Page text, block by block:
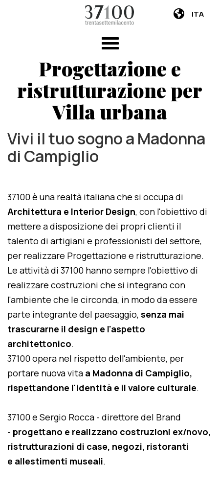
ITA
Progettazione e
ristrutturazione per
Villa urbana
Vivi il tuo sogno a Madonna
di Campiglio
37100 è una realtà italiana che si occupa di
Architettura e Interior Design, con l'obiettivo di
mettere a disposizione dei propri clienti il
talento di artigiani e professionisti del settore,
per realizzare Progettazione e ristrutturazione.
Le attività di 37100 hanno sempre l'obiettivo di
realizzare costruzioni che si integrano con
l'ambiente che le circonda, in modo da essere
parte integrante del paesaggio, senza mai
trascurarne il design e l'aspetto
architettonico.
37100 opera nel rispetto dell'ambiente, per
portare nuova vita a Madonna di Campiglio,
rispettandone l'identità e il valore culturale.
37100 e Sergio Rocca - direttore del Brand
- progettano e realizzano costruzioni ex/novo,
ristrutturazioni di case, negozi, ristoranti
e allestimenti museali.